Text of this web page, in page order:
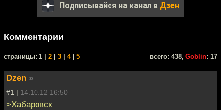
Подписывайся на канал в Дзен
Комментарии
cтраницы: 1 | 2 3 4| 5 всего: 438, Goblin: 17
Dzen »
#1 | 14.10.12 16:50
>Хабаровск